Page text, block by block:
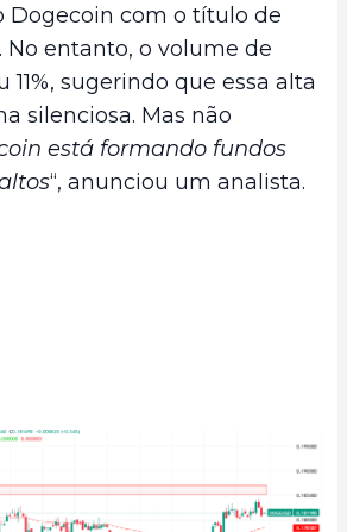
Dogecoin com o título de
No entanto, o volume de
11%, sugerindo que essa alta
silenciosa. Mas não
está formando fundos
“, anunciou um analista.